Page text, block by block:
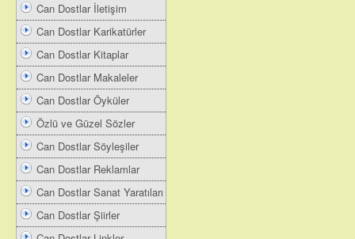
Can Dostlar İletişim
Can Dostlar Karikatürler
Can Dostlar Kitaplar
Can Dostlar Makaleler
Can Dostlar Öyküler
Özlü ve Güzel Sözler
Can Dostlar Söyleşiler
Can Dostlar Reklamlar
Can Dostlar Sanat Yaratıları
Can Dostlar Şiirler